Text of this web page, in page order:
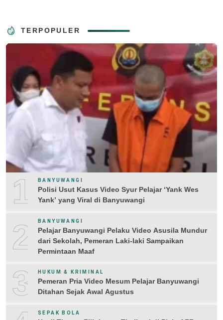
TERPOPULER
1 BANYUWANGI
Polisi Usut Kasus Video Syur Pelajar ‘Yank Wes
Yank’ yang Viral di Banyuwangi
2 BANYUWANGI
Pelajar Banyuwangi Pelaku Video Asusila Mundur
dari Sekolah, Pemeran Laki-laki Sampaikan
Permintaan Maaf
3 HUKUM & KRIMINAL
Pemeran Pria Video Mesum Pelajar Banyuwangi
Ditahan Sejak Awal Agustus
SEPAK BOLA